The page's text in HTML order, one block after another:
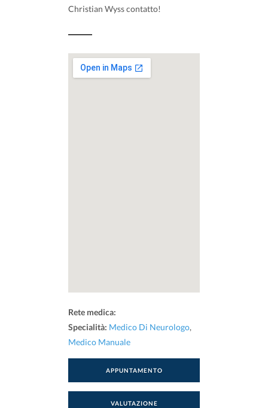
Christian Wyss contatto!
Rete medica:
Specialità: Medico Di Neurologo,
Medico Manuale
APPUNTAMENTO
VALUTAZIONE